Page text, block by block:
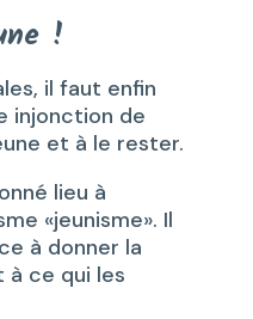
!
il faut enfin
injonction de
et à le rester.
lieu à
«jeunisme». Il
à donner la
à ce qui les